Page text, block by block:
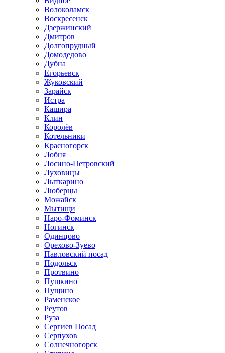
Волоколамск
Воскресенск
Дзержинский
Дмитров
Долгопрудный
Домодедово
Дубна
Егорьевск
Жуковский
Зарайск
Истра
Кашира
Клин
Королёв
Котельники
Красногорск
Лобня
Лосино-Петровский
Луховицы
Лыткарино
Люберцы
Можайск
Мытищи
Наро-Фоминск
Ногинск
Одинцово
Орехово-Зуево
Павловский посад
Подольск
Протвино
Пушкино
Пущино
Раменское
Реутов
Руза
Сергиев Посад
Серпухов
Солнечногорск